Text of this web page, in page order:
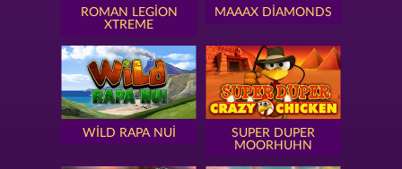
ROMAN LEGION
XTREME
MAAAX DIAMONDS
WILD RAPA NUI
SUPER DUPER
MOORHUHN